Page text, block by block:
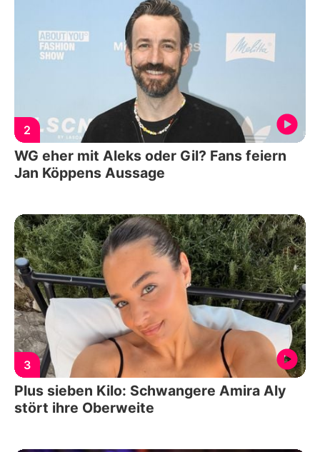
2
WG eher mit Aleks oder Gil? Fans feiern
Jan Köppens Aussage
3
Plus sieben Kilo: Schwangere Amira Aly
stört ihre Oberweite